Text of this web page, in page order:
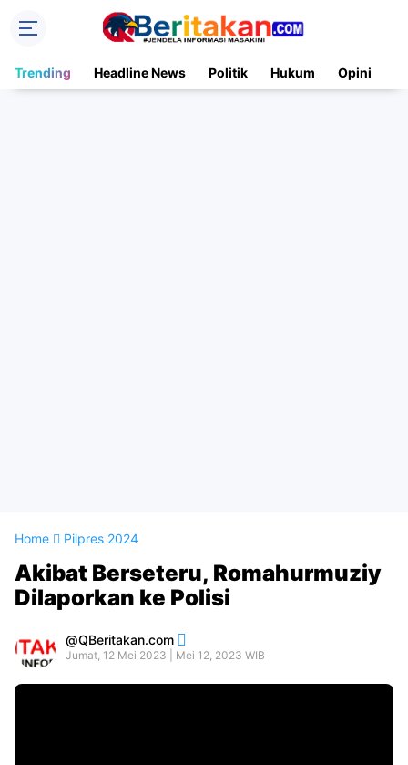
Trending Headline News Politik Hukum Opini
Home Pilpres 2024
Akibat Berseteru, Romahurmuziy
Dilaporkan ke Polisi
QBeritakan.com
Jumat, 12 Mei 2023 | Mei 12, 2023 WIB